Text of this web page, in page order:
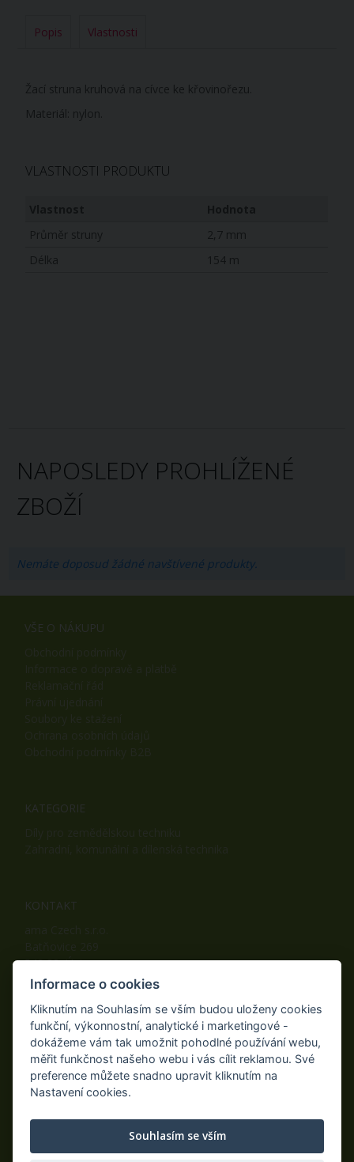
Popis Vlastnosti
Žací struna kruhová na cívce ke křovinořezu.
Materiál: nylon.
VLASTNOSTI PRODUKTU
Průměr struny
2,7 mm
Délka
154 m
NAPOSLEDY PROHLÍŽENÉ
ZBOŽÍ
Nemáte doposud žádné navštívené produkty.
VŠE O NÁKUPU
KATEGORIE
KONTAKT
542 32, Úpice
Telefon: +420 498 100 050
Fax: +420 498 100 051
E-mail:info@ama-zahrada.cz
Web:www.ama-zahrada.cz
NAJDETE NÁS TAKÉ NA:
Informace o cookies
Kliknutím na Souhlasím se vším budou uloženy cookies
funkční, výkonnostní, analytické i marketingové -
dokážeme vám tak umožnit pohodlné používání webu,
měřit funkčnost našeho webu i vás cílit reklamou. Své
preference můžete snadno upravit kliknutím na
Nastavení cookies.
Souhlasím se vším